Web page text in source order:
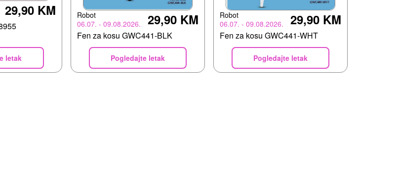
29,90 KM
letak
Robot
06.07. - 09.08.2026.
29,90 KM
Fen za kosu GWC441-BLK
Pogledajte letak
Robot
06.07. - 09.08.2026.
29,90 KM
Fen za kosu GWC441-WHT
Pogledajte letak